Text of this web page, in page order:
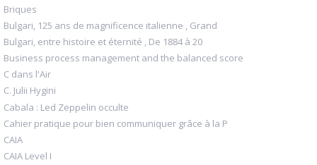
Briques
Bulgari, 125 ans de magnificence italienne , Grand
Bulgari, entre histoire et éternité , De 1884 à 20
Business process management and the balanced score
C dans l'Air
C. Julii Hygini
Cabala : Led Zeppelin occulte
Cahier pratique pour bien communiquer grâce à la P
CAIA
CAIA Level I